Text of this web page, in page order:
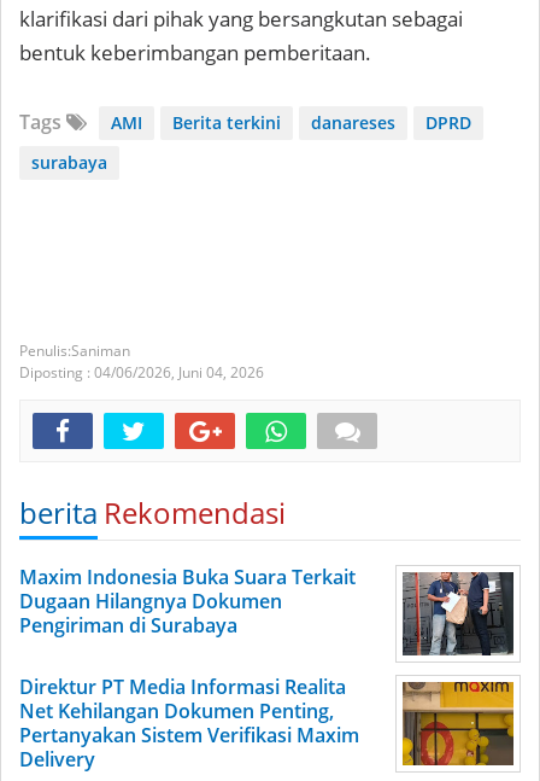
klarifikasi dari pihak yang bersangkutan sebagai
bentuk keberimbangan pemberitaan.
Tags AMI Berita terkini danareses
DPRD
surabaya
Saniman
Diposting : 04/06/2026, Juni 04, 2026
berita Rekomendasi
Maxim Indonesia Buka Suara Terkait
Dugaan Hilangnya Dokumen
Pengiriman di Surabaya
Direktur PT Media Informasi Realita
Net Kehilangan Dokumen Penting,
Pertanyakan Sistem Verifikasi Maxim
Delivery